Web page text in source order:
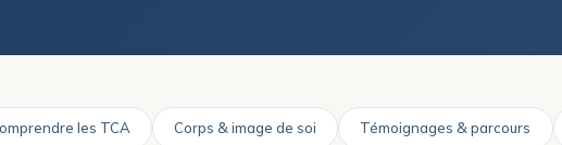
les TCA Corps & image de soi Témoignages & parcours